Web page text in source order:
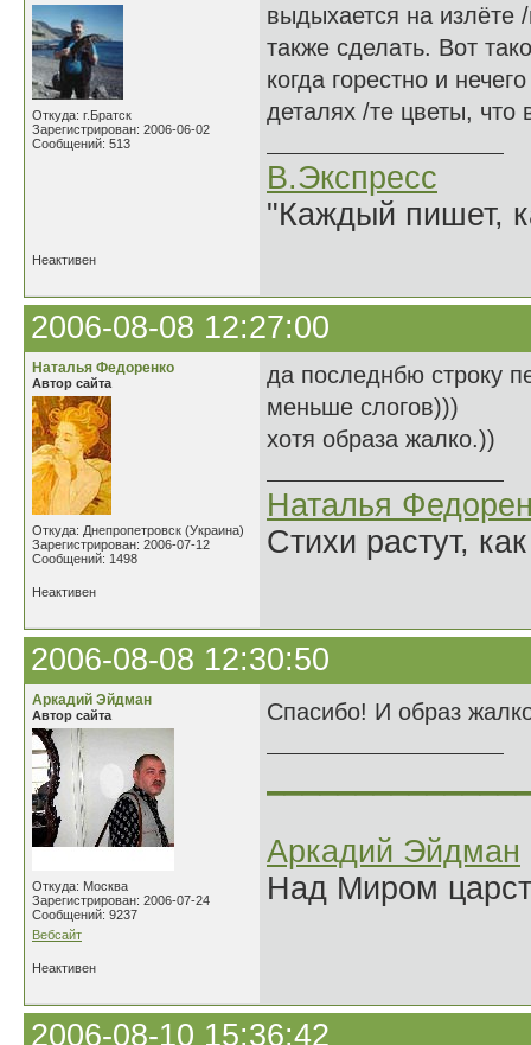
Откуда: г.Братск
Зарегистрирован: 2006-06-02
Сообщений: 513
выдыхается на
также сделать. Вот
когда горестно и
деталях /те цветы,
В.Экспресс
"Каждый пишет,
Неактивен
2006-08-08 12:27:00
Наталья Федоренко
Автор сайта
Откуда: Днепропетровск (Украина)
Зарегистрирован: 2006-07-12
Сообщений: 1498
да последнбю строку
меньше слогов)))
хотя образа жалко.))
Наталья
Стихи растут,
Неактивен
2006-08-08 12:30:50
Аркадий Эйдман
Автор сайта
Откуда: Москва
Зарегистрирован: 2006-07-24
Сообщений: 9237
Вебсайт
Спасибо! И образ
Аркадий Эйдман
Над Миром
Неактивен
2006-08-10 15:36:42